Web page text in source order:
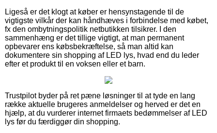
Ligeså er det klogt at køber er hensynstagende til de
vigtigste vilkår der kan håndhæves i forbindelse med købet,
fx den ombytningspolitik netbutikken tilsikrer. I den
sammenhæng er det tillige vigtigt, at man permanent
opbevarer ens købsbekræftelse, så man altid kan
dokumentere sin shopping af LED lys, hvad end du leder
efter et produkt til en voksen eller et barn.
Trustpilot byder på ret pæne løsninger til at tyde en lang
række aktuelle brugeres anmeldelser og herved er det en
hjælp, at du vurderer internet firmaets bedømmelser af LED
lys før du færdiggør din shopping.